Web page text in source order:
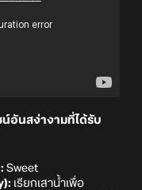
น์อันสง่างามที่ได้รับ
Sweet
เรียกเสาน้ำเพื่อ